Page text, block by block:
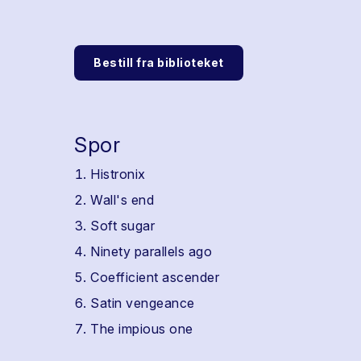
Bestill fra biblioteket
Spor
Histronix
Wall's end
Soft sugar
Ninety parallels ago
Coefficient ascender
Satin vengeance
The impious one